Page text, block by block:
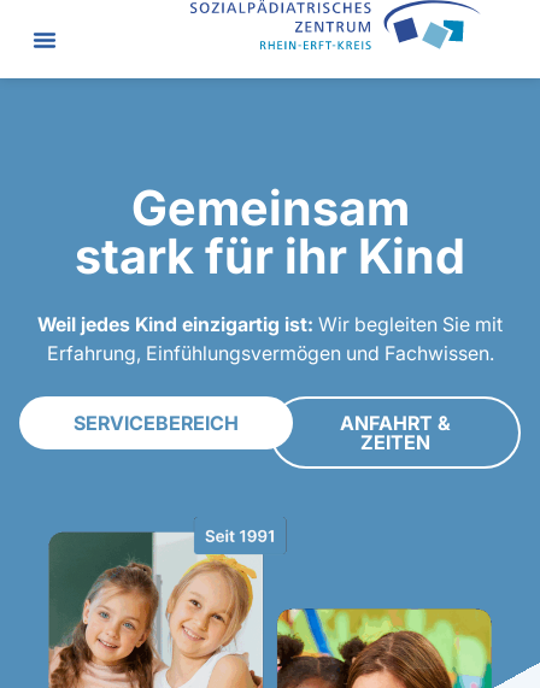
Gemeinsam
starkfür ihr Kind
Weil jedes Kind einzigartig ist: Wir begleiten Sie mit
Erfahrung, Einfühlungsvermögen und Fachwissen.
SERVICEBEREICH
ANFAHRT &
ZEITEN